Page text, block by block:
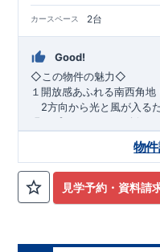
カースペース 2台
Good!
​◇この物件の魅力◇
１開放感あふれる南西角地
2方向から光と風が入る
現。プライバシーも確保し
自然と利便が両立するロ
最寄りの矢部駅まで徒歩
公園も身近にあり、快適な
​◇アクセス◇
◇ロケーション◇
見学予約・資料請
物